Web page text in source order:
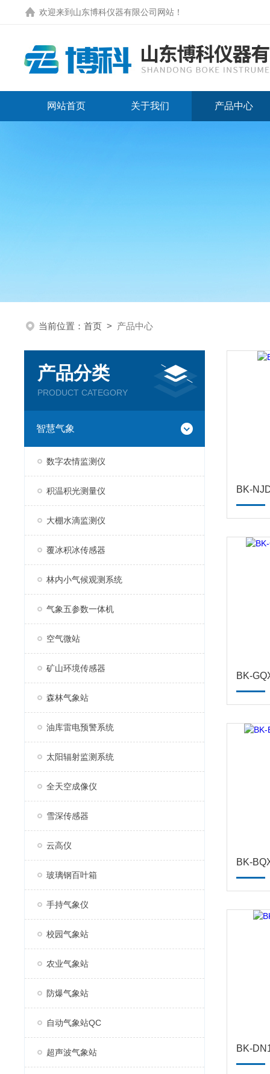
欢迎来到 山东博科仪器有限公司网站 ！
网站首页 关于我们 产品中心
当前位置： 首页 > 产品中心
产品分类
PRODUCT CATEGORY
智慧气象
数字农情监测仪
积温积光测量仪
大棚水滴监测仪
覆冰积冰传感器
林内小气候观测系统
气象五参数一体机
空气微站
矿山环境传感器
森林气象站
油库雷电预警系统
太阳辐射监测系统
全天空成像仪
雪深传感器
云高仪
玻璃钢百叶箱
手持气象仪
校园气象站
农业气象站
防爆气象站
自动气象站QC
超声波气象站
BK-
BK-
BK-
BK-